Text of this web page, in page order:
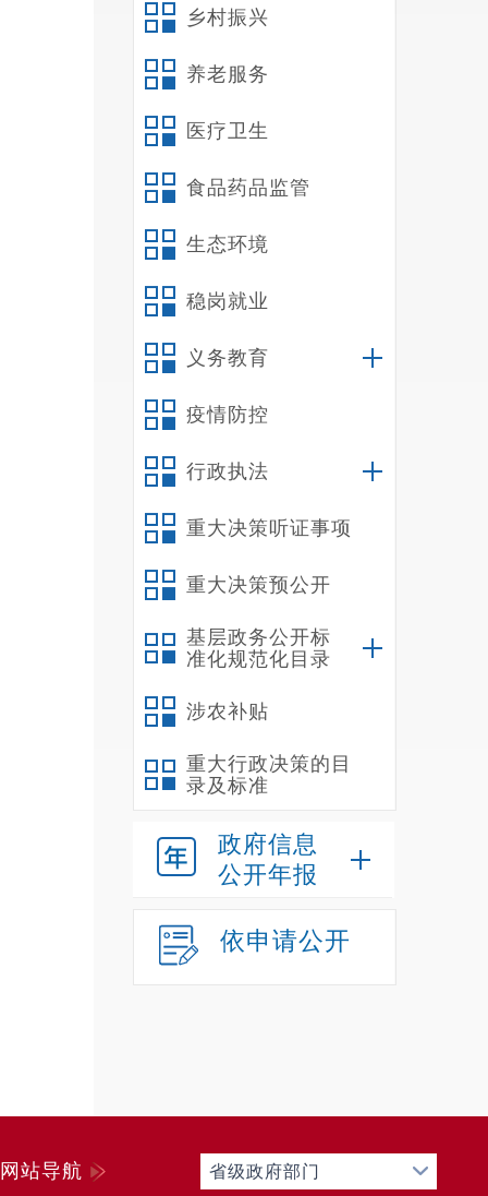
乡村振兴
养老服务
医疗卫生
食品药品监管
生态环境
稳岗就业
义务教育
疫情防控
行政执法
重大决策听证事项
重大决策预公开
基层政务公开标
准化规范化目录
涉农补贴
重大行政决策的目
录及标准
政府信息
公开年报
依申请公开
网站导航 省级政府部门